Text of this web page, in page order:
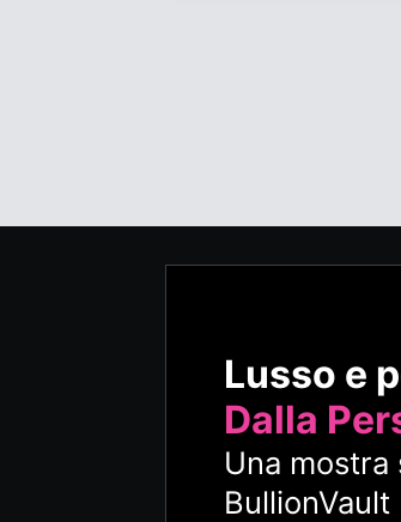
Lusso e
Dalla
Una
BullionVault